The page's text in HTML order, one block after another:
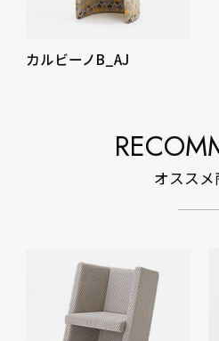
カルビーノB_AJ
オススメ